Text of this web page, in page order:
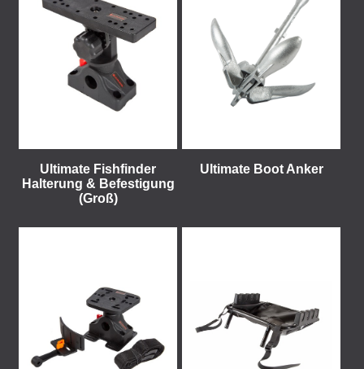
Ultimate Fishfinder
Halterung & Befestigung
(Groß)
Ultimate Boot Anker